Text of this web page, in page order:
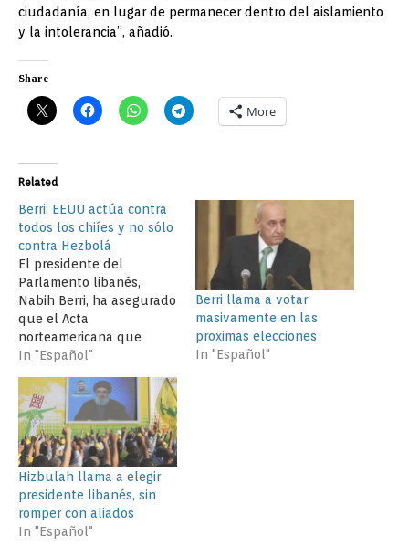
ciudadanía, en lugar de permanecer dentro del aislamiento
y la intolerancia”, añadió.
Share
More
Related
Berri: EEUU actúa contra
todos los chiíes y no sólo
contra Hezbolá
El presidente del
Parlamento libanés,
Nabih Berri, ha asegurado
que el Acta
norteamericana que
impone sanciones
bancarias contra Hezbolá
va dirigida contra todos
los shiíes y no sólo
contra el partido.
Durante una conferencia
de prensa, Berri reveló
que había dicho al
secretario de Estado
adjunto del…
In "Español"
Berri llama a votar
masivamente en las
proximas elecciones
In "Español"
Hizbulah llama a elegir
presidente libanés, sin
romper con aliados
In "Español"